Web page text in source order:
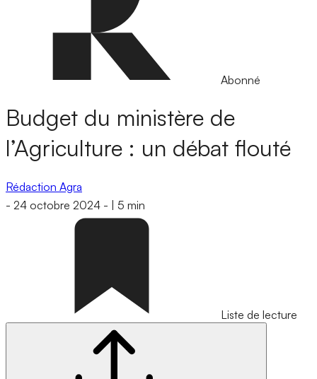
Abonné
Budget du ministère de
l’Agriculture : un débat flouté
Rédaction Agra
- 24 octobre 2024 - 5 min
Liste de lecture